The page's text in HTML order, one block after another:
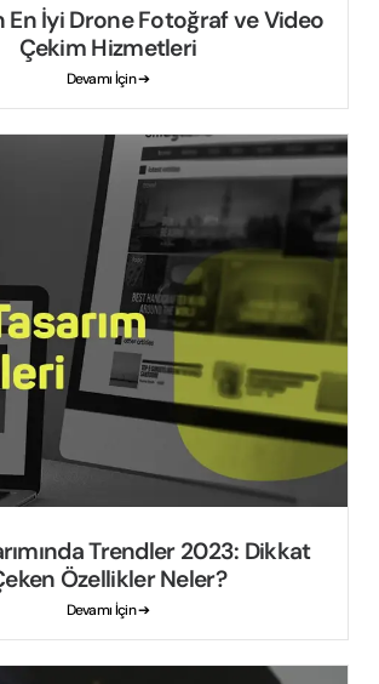
En İyi Drone Fotoğraf ve Video
Çekim Hizmetleri
Devamı İçin ➔
Trendler 2023: Dikkat
Özellikler Neler?
Devamı İçin ➔